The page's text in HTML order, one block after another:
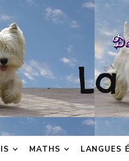
MATHS LANGUES